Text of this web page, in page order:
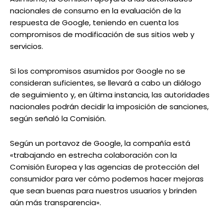
nacionales de consumo en la evaluación de la
respuesta de Google, teniendo en cuenta los
compromisos de modificación de sus sitios web y
servicios.
Si los compromisos asumidos por Google no se
consideran suficientes, se llevará a cabo un diálogo
de seguimiento y, en última instancia, las autoridades
nacionales podrán decidir la imposición de sanciones,
según señaló la Comisión.
Según un portavoz de Google, la compañía está
«trabajando en estrecha colaboración con la
Comisión Europea y las agencias de protección del
consumidor para ver cómo podemos hacer mejoras
que sean buenas para nuestros usuarios y brinden
aún más transparencia».